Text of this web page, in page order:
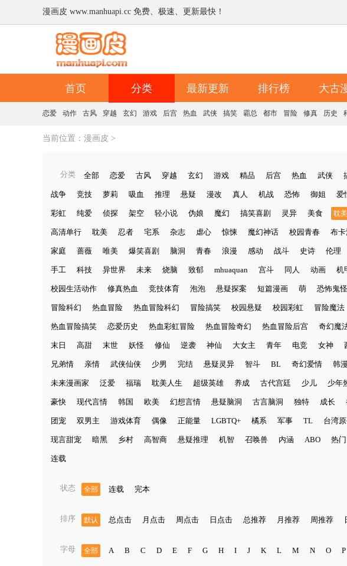
漫画皮 www.manhuapi.cc 免费、极速、更新最快！
首页 分类 最新更新 排行榜 大古
恋爱 动作 古风 穿越 玄幻 游戏 后宫 热血 武侠 搞笑 霸总 都市 冒险 修真 历史
当前位置： 漫画皮 >
分类 全部 恋爱 古风 穿越 玄幻 游戏 精品 后宫 热血 武侠
战争 竞技 萝莉 吸血 推理 悬疑 漫改 真人 机战 恐怖 御姐 爱
彩虹 纯爱 侦探 架空 轻小说 伪娘 魔幻 搞笑喜剧 灵异 美食 耽
高清单行 耽美 忍者 宅系 杂志 虐心 惊悚 魔幻神话 校园青春 布
家庭 蔷薇 唯美 爆笑喜剧 脑洞 青春 浪漫 感动 战斗 史诗 伦理
手工 科技 异世界 未来 烧脑 致郁 mhuaquan 宫斗 同人 动画 机
校园生活动作 修真热血 竞技体育 泡泡 悬疑探案 短篇漫画 萌 恐怖鬼怪
冒险科幻 热血冒险 热血冒险科幻 冒险搞笑 校园悬疑 校园彩虹 冒险魔法
热血冒险搞笑 恋爱历史 热血彩虹冒险 热血冒险奇幻 热血冒险后宫 奇幻魔
末日 高甜 末世 妖怪 修仙 逆袭 神仙 大女主 青年 电竞 女神
兄弟情 亲情 武侠仙侠 少男 完结 悬疑灵异 智斗 BL 奇幻爱情 韩漫
未来漫画家 泛爱 福瑞 耽美人生 超级英雄 养成 古代宫廷 少儿 少年
豪快 现代言情 韩国 欧美 幻想言情 悬疑脑洞 古言脑洞 独特 成长
团宠 双男主 游戏体育 偶像 正能量 LGBTQ+ 橘系 军事 TL 台湾
现言甜宠 暗黑 乡村 高智商 悬疑推理 机智 召唤兽 内涵 ABO 热门
连载
状态 全部 连载 完本
排序 默认 总点击 月点击 周点击 日点击 总推荐 月推荐 周推荐
字母 全部 A B C D E F G H I J K L M N O P